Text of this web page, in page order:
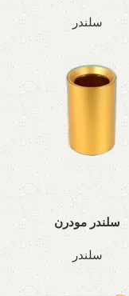
سلندر
سلندر مودرن
سلندر